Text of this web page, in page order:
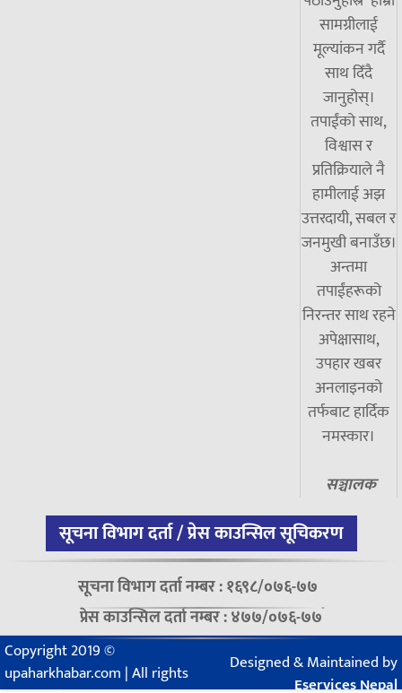
सामग्रीलाई
मूल्यांकन गर्दै
साथ दिँदै
जानुहोस्।
तपाईंको साथ,
विश्वास र
प्रतिक्रियाले नै
हामीलाई अझ
उत्तरदायी, सबल र
जनमुखी बनाउँछ।
अन्तमा
तपाईंहरूको
निरन्तर साथ रहने
अपेक्षासाथ,
उपहार खबर
अनलाइनको
तर्फबाट हार्दिक
नमस्कार।
सञ्चालक
सूचना विभाग दर्ता / प्रेस काउन्सिल सूचिकरण
सूचना विभाग दर्ता नम्बर : १६९८/०७६-७७
प्रेस काउन्सिल दर्ता नम्बर : ४७७/०७६-७७
Copyright 2019 ©
upaharkhabar.com | All rights
Designed & Maintained by
Eservices Nepal